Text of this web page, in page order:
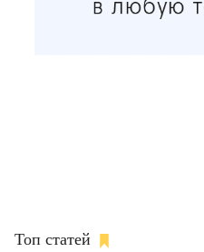
Топ статей